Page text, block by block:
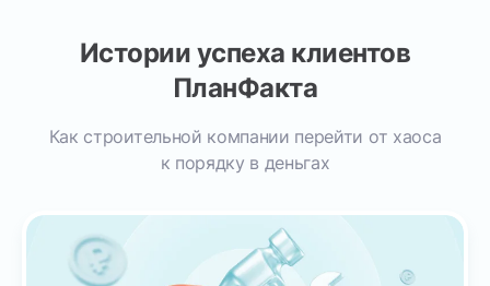
Истории успеха клиентов
ПланФакта
Как строительной компании перейти от хаоса
к порядку в деньгах